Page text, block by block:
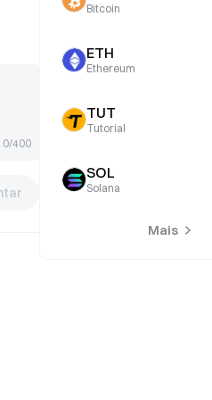
0/400
Bitcoin
ETH
Ethereum
TUT
Tutorial
SOL
Solana
Mais